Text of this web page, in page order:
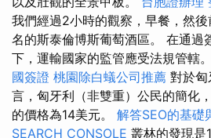
我們經過2小時的觀察，早餐，然
名的斯泰倫博斯葡萄酒區。 在通過
下，運輸國家的監管應受法規管轄。
國簽證 桃園除白蟻公司推薦 對於
言，匈牙利（非雙重）公民的簡化
的價格為14美元。 解答SEO的基礎
SEARCH CONSOLE 叢林的發現是